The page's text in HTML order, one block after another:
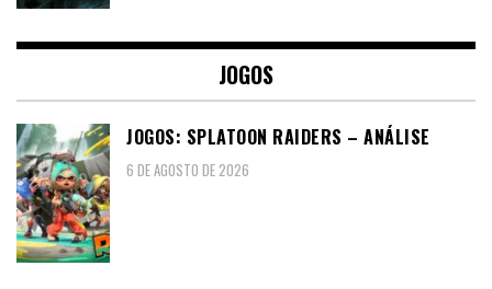
JOGOS
JOGOS: SPLATOON RAIDERS – ANÁLISE
6 DE AGOSTO DE 2026